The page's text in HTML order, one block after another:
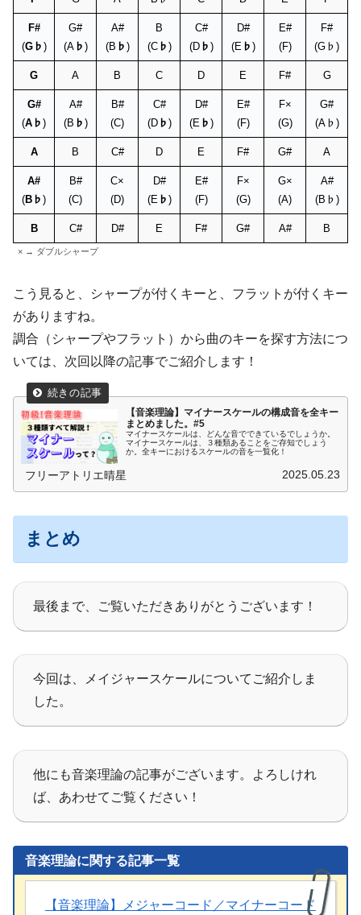
F#
(G♭ )
G#
(A♭ )
A#
(B ♭ )
B
(C♭ )
C#
(D♭ )
D#
(E♭ )
E#
(F)
F#
(G♭)
G A B C D E F# G
G#
(A♭ )
A#
(B ♭ )
B#
(C)
C#
(D♭ )
D#
(E♭ )
E#
(F)
F×
(G)
G#
(A♭)
A B C# D E F# G# A
A#
(B♭ )
B#
(C)
C×
(D)
D#
(E♭ )
E#
(F)
F×
(G)
G×
(A)
A#
(B♭)
B C# D# E F# G# A# B
× → ダブルシャープ
こう見ると、シャープが付くキーと、フラットが付くキー
がありますね。
調合（シャープやフラット）から曲のキーを探す方法につ
いては、次回以降の記事でご紹介します！
【音楽理論】マイナースケールの構成音を全キー
まとめました。#5
マイナースケールは、どんな音でできているでしょうか。
マイナースケールは、３種類あることをご存知でしょう
か。全キーにおけるスケールの音を一覧化！
フリーアトリエ晴星 2025.05.23
まとめ
最後まで、ご覧いただきありがとうございます！
今回は、メイジャースケールについてご紹介しま
した。
他にも音楽理論の記事がございます。よろしけれ
ば、あわせてご覧ください！
音楽理論に関する記事一覧
【音楽理論】メジャーコード／マイナーコード